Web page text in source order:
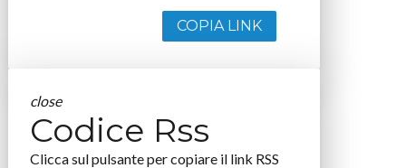
COPIA LINK
close
Codice Rss
Clicca sul pulsante per copiare il link RSS